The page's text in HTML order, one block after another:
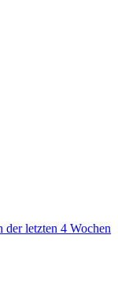
der letzten 4 Wochen